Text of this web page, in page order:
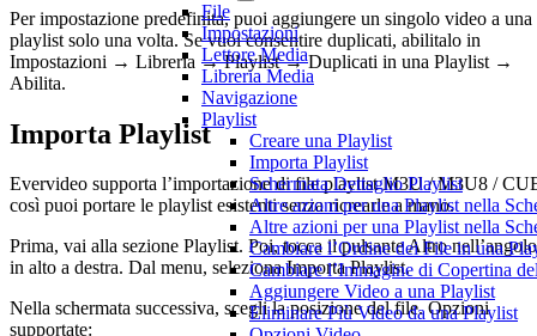
File
Impostazioni
Lettore Media
Libreria Media
Navigazione
Playlist
Creare una Playlist
Importa Playlist
Schermata Dettaglio Playlist
Altre azioni per una Playlist nella
Altre azioni per una Playlist nella
Cambiare l’Ordine dei File in una
Cambiare l’Immagine di Copertina
Aggiungere Video a una Playlist
Eliminare Più Video da una Playlist
Per impostazione predefinita, puoi aggiungere un singolo video a una
playlist solo una volta. Se vuoi consentire duplicati, abilitalo in
Impostazioni → Libreria → Playlist → Duplicati in una Playlist →
Abilita.
Importa Playlist
Evervideo supporta l’importazione di file playlist M3U / M3U8 /
così puoi portare le playlist esistenti senza ricrearle a mano.
Prima, vai alla sezione Playlist. Poi, tocca il pulsante Altro nell’angolo
in alto a destra. Dal menu, seleziona Importa Playlist.
Nella schermata successiva, scegli la posizione del file. Opzioni
supportate: